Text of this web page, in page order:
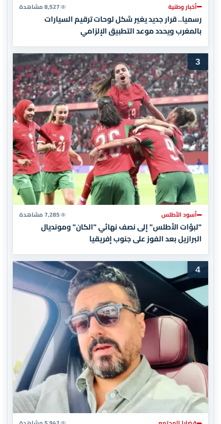
أخبار وطنية 8,527 مشاهدة
رسميا.. قرار جديد يغير شكل لوحات ترقيم السيارات
بالمغرب ويحدد موعد التطبيق الإلزامي
3
أسود الأطلس 7,285 مشاهدة
"لبؤات الأطلس" إلى نصف نهائي "الكان" ومونديال
البرازيل بعد الفوز على جنوب إفريقيا
4